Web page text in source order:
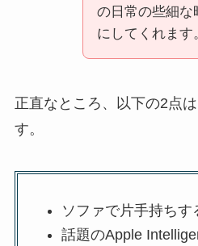
の日常の些細な
にしてくれます
正直なところ、以下の2点
す。
ソファで片手持ちす
話題のApple